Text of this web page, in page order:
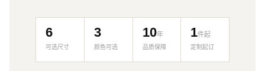
6
可选尺寸
3
颜色可选
10年
品质保障
1件起
定制起订